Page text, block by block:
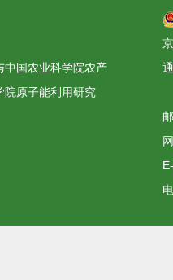
中国农业科学院农产
院原子能利用研究